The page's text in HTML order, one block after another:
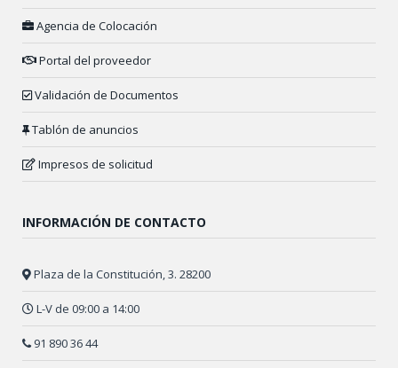
Agencia de Colocación
Portal del proveedor
Validación de Documentos
Tablón de anuncios
Impresos de solicitud
INFORMACIÓN DE CONTACTO
Plaza de la Constitución, 3. 28200
L-V de 09:00 a 14:00
91 890 36 44